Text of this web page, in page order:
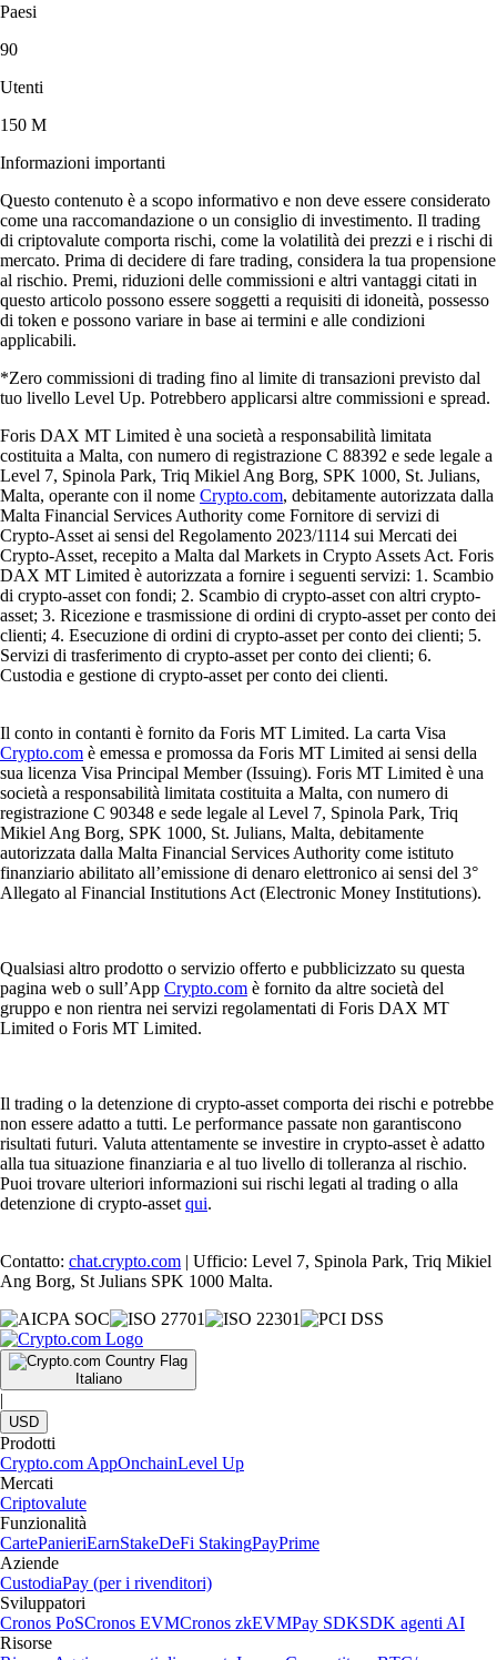
Paesi
90
Utenti
150 M
Informazioni importanti
Questo contenuto è a scopo informativo e non deve essere considerato
come una raccomandazione o un consiglio di investimento. Il trading
di criptovalute comporta rischi, come la volatilità dei prezzi e i rischi di
mercato. Prima di decidere di fare trading, considera la tua propensione
al rischio. Premi, riduzioni delle commissioni e altri vantaggi citati in
questo articolo possono essere soggetti a requisiti di idoneità, possesso
di token e possono variare in base ai termini e alle condizioni
applicabili.
*Zero commissioni di trading fino al limite di transazioni previsto dal
tuo livello Level Up. Potrebbero applicarsi altre commissioni e spread.
Foris DAX MT Limited è una società a responsabilità limitata
costituita a Malta, con numero di registrazione C 88392 e sede legale a
Level 7, Spinola Park, Triq Mikiel Ang Borg, SPK 1000, St. Julians,
Malta, operante con il nome Crypto.com, debitamente autorizzata dalla
Malta Financial Services Authority come Fornitore di servizi di
Crypto-Asset ai sensi del Regolamento 2023/1114 sui Mercati dei
Crypto-Asset, recepito a Malta dal Markets in Crypto Assets Act. Foris
DAX MT Limited è autorizzata a fornire i seguenti servizi: 1. Scambio
di crypto-asset con fondi; 2. Scambio di crypto-asset con altri crypto-
asset; 3. Ricezione e trasmissione di ordini di crypto-asset per conto dei
clienti; 4. Esecuzione di ordini di crypto-asset per conto dei clienti; 5.
Servizi di trasferimento di crypto-asset per conto dei clienti; 6.
Custodia e gestione di crypto-asset per conto dei clienti.
Il conto in contanti è fornito da Foris MT Limited. La carta Visa
Crypto.com è emessa e promossa da Foris MT Limited ai sensi della
sua licenza Visa Principal Member (Issuing). Foris MT Limited è una
società a responsabilità limitata costituita a Malta, con numero di
registrazione C 90348 e sede legale al Level 7, Spinola Park, Triq
Mikiel Ang Borg, SPK 1000, St. Julians, Malta, debitamente
autorizzata dalla Malta Financial Services Authority come istituto
finanziario abilitato all’emissione di denaro elettronico ai sensi del 3°
Allegato al Financial Institutions Act (Electronic Money Institutions).
Qualsiasi altro prodotto o servizio offerto e pubblicizzato su questa
pagina web o sull’App Crypto.com è fornito da altre società del
gruppo e non rientra nei servizi regolamentati di Foris DAX MT
Limited o Foris MT Limited.
Il trading o la detenzione di crypto-asset comporta dei rischi e potrebbe
non essere adatto a tutti. Le performance passate non garantiscono
risultati futuri. Valuta attentamente se investire in crypto-asset è adatto
alla tua situazione finanziaria e al tuo livello di tolleranza al rischio.
Puoi trovare ulteriori informazioni sui rischi legati al trading o alla
detenzione di crypto-asset qui.
Contatto: chat.crypto.com | Ufficio: Level 7, Spinola Park, Triq Mikiel
Ang Borg, St Julians SPK 1000 Malta.
Italiano
|
USD
Prodotti
Crypto.com AppOnchainLevel Up
Mercati
Criptovalute
Funzionalità
CartePanieriEarnStakeDeFi StakingPayPrime
Aziende
CustodiaPay (per i rivenditori)
Sviluppatori
Cronos PoSCronos EVMCronos zkEVMPay SDKSDK agenti AI
Risorse